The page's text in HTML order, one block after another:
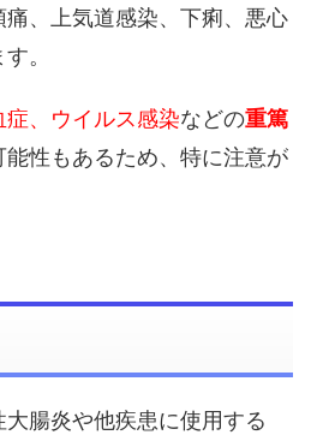
、上気道感染、下痢、悪心
。
、ウイルス感染などの重篤
能性もあるため、特に注意が
腸炎や他疾患に使用する